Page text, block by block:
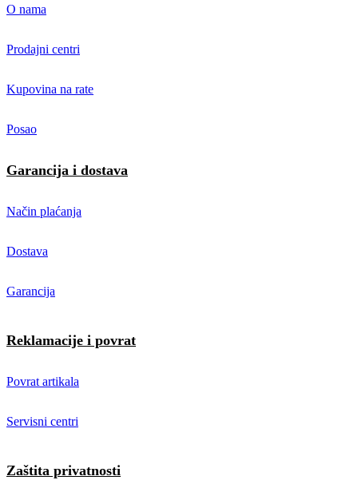
O nama
Prodajni centri
Kupovina na rate
Posao
Garancija i dostava
Način plaćanja
Dostava
Garancija
Reklamacije i povrat
Povrat artikala
Servisni centri
Zaštita privatnosti